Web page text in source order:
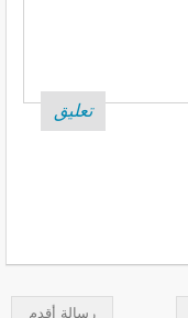
تعليق
رسالة أقدم